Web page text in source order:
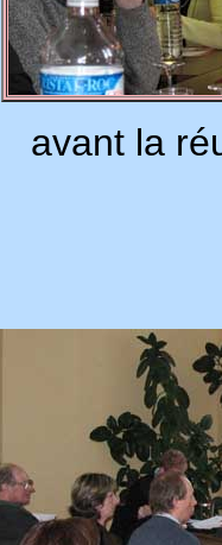
avant la